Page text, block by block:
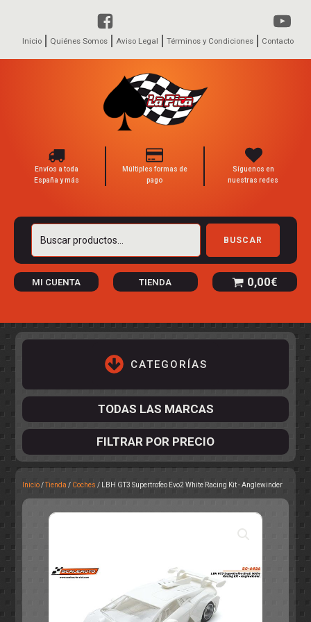
Inicio Quiénes Somos Aviso Legal Términos y Condiciones Contacto
Envíos a toda
España y más
Múltiples formas de
pago
Síguenos en
nuestras redes
Buscar
BUSCAR
MI CUENTA TIENDA 0,00€
CATEGORÍAS
OTROS
RALLY
TODAS LAS MARCAS
FILTRAR POR PRECIO
Inicio/Tienda / Coches / LBH GT3 Supertrofeo Evo2 White Racing Kit - Anglewinder